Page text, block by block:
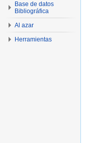
Base de datos
Bibliográfica
Al azar
Herramientas